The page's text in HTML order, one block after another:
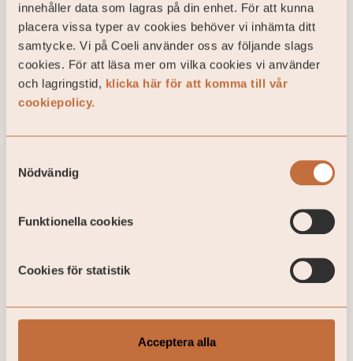
innehåller data som lagras på din enhet. För att kunna
placera vissa typer av cookies behöver vi inhämta ditt
samtycke. Vi på Coeli använder oss av följande slags
cookies. För att läsa mer om vilka cookies vi använder
och lagringstid, klicka här för att komma till vår
cookiepolicy.
Nödvändig
Funktionella cookies
Cookies för statistik
Acceptera alla
Lunchens talare
Johanna Wind Wade
Ansvarar för KPMG Sveriges AI‑acceleration, med
fokus på att stärka AI‑mognad och driva adoption